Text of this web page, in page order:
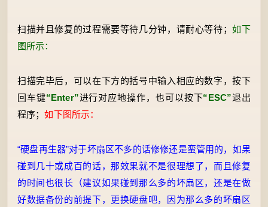
扫描并且修复的过程需要等待几分钟，请耐心等待； 如下
图所示：
扫描完毕后，可以在下方的括号中输入相应的数字，按下
回车键“Enter”进行对应地操作，也可以按下“ESC”退出
程序；如下图所示：
“硬盘再生器”对于坏扇区不多的话修修还是蛮管用的，如果
碰到几十或成百的话，那效果就不是很理想了，而且修复
的时间也很长（建议如果碰到那么多的坏扇区，还是在做
好数据备份的前提下，更换硬盘吧，因为那么多的坏扇区